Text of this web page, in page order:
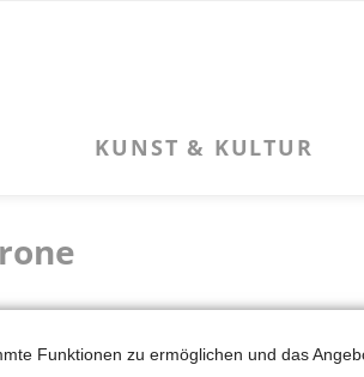
See – „Phoibos“
See – „Große Flügelform: NIKE“
Kontakt zum MKK
Alter Güterbahnhof
Mitglied werden
Funktionen zu ermöglichen und das